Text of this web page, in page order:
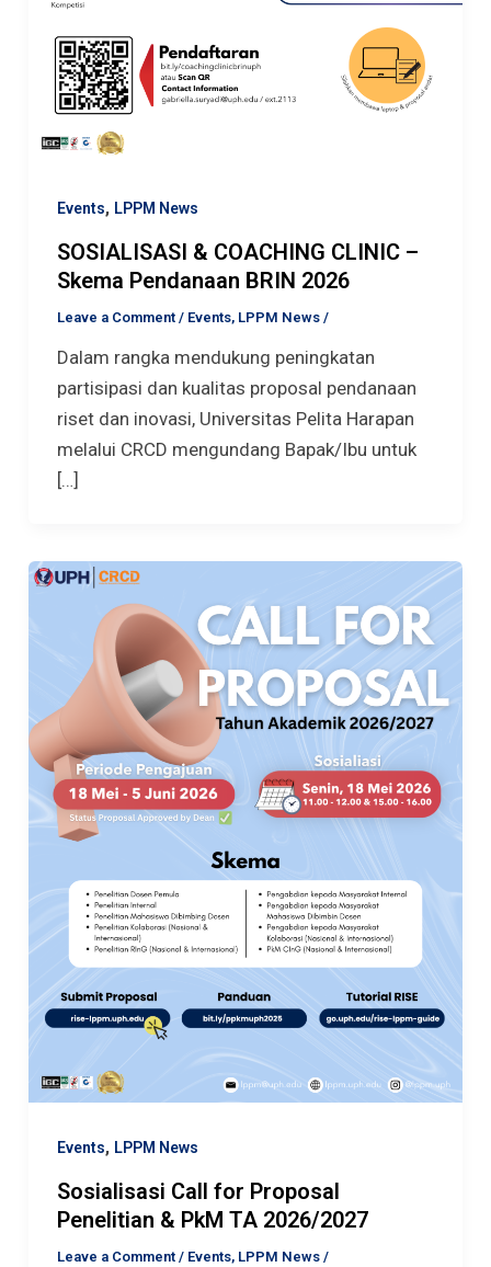
Events, LPPM News
SOSIALISASI & COACHING CLINIC –
Skema Pendanaan BRIN 2026
Leave a Comment / Events, LPPM News/
Dalam rangka mendukung peningkatan
partisipasi dan kualitas proposal pendanaan
riset dan inovasi, Universitas Pelita Harapan
melalui CRCD mengundang Bapak/Ibu untuk
[…]
Events, LPPM News
Sosialisasi Call for Proposal
Penelitian & PkM TA 2026/2027
Leave a Comment / Events, LPPM News/